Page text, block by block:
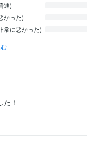
通)
かった)
常に悪かった)
！